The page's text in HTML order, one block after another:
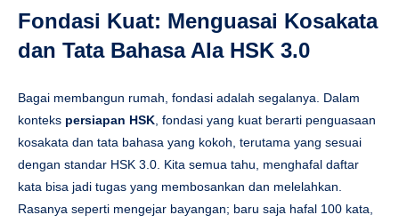
Fondasi Kuat: Menguasai Kosakata
dan Tata Bahasa Ala HSK 3.0
Bagai membangun rumah, fondasi adalah segalanya. Dalam
konteks persiapan HSK, fondasi yang kuat berarti penguasaan
kosakata dan tata bahasa yang kokoh, terutama yang sesuai
dengan standar HSK 3.0. Kita semua tahu, menghafal daftar
kata bisa jadi tugas yang membosankan dan melelahkan.
Rasanya seperti mengejar bayangan; baru saja hafal 100 kata,